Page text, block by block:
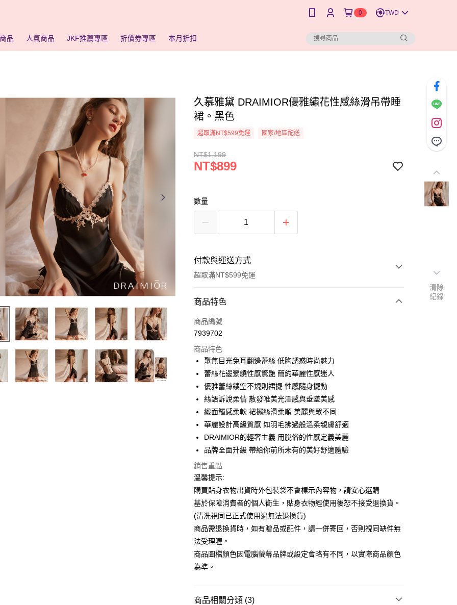
0 TWD
品 人氣商品 JKF推薦專區 折價券專區 本月折扣
久慕雅黛 DRAIMIOR優雅繡花性感絲滑吊帶睡
裙。黑色
超取滿NT$599免運 國家/地區配送
NT$1,199
NT$899
數量
付款與運送方式
超取滿NT$599免運
付款方式
信用卡一次付款
LINE Pay
Apple Pay
街口支付
悠遊付
ATM付款
運送方式
全家付款取貨
每筆NT$65，滿NT$599(含以上)免運費
7-11付款取貨
每筆NT$65，滿NT$599(含以上)免運費
宅配
每筆NT$80，滿NT$599(含以上)免運費
商品特色
商品編號
7939702
商品特色
聚焦目光兔耳翻邊蕾絲 低胸誘惑時尚魅力
蕾絲花邊縈繞性感驚艷 簡約華麗性感迷人
優雅蕾絲鏤空不規則裙擺 性感隨身擺動
絲語訴說柔情 散發唯美光澤感與垂墜美感
緞面觸感柔軟 裙擺絲滑柔順 美麗與眾不同
華麗設計高級質感 如羽毛拂過般溫柔親膚舒適
DRAIMIOR的輕奢主義 用脫俗的性感定義美麗
品牌全面升級 帶給你前所未有的美好舒適體驗
銷售重點
溫馨提示:
購買貼身衣物出貨時外包裝袋不會標示內容物，請安心選購
基於保障消費者的個人衛生，貼身衣物經使用後恕不接受退換貨。
(清洗視同已正式使用過無法退換貨)
商品需退換貨時，如有贈品或配件，請一併寄回，否則視同缺件無
法受理喔。
商品圖檔顏色因電腦螢幕品牌或設定會略有不同，以實際商品顏色
為準。
商品相關分類 (3)
清除
紀錄